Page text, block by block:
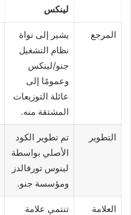
لينكس
المرجع
يشير إلى نواة
نظام التشغيل
جنو/لينكس
وعمومًا إلى
عائلة التوزيعات
المشتقة منه.
التطوير
تم تطوير الكود
الأصلي بواسطة
لينوس تورفالدز
ومؤسسة جنو.
العلامة
تنتمي علامة